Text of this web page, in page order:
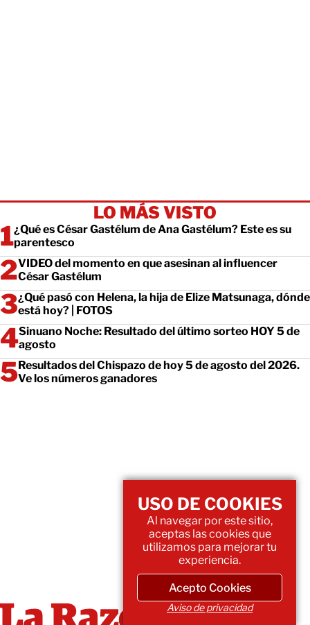
LO MÁS VISTO
¿Qué es César Gastélum de Ana Gastélum? Este es su
parentesco
VIDEO del momento en que asesinan al influencer
César Gastélum
¿Qué pasó con Helena, la hija de Elize Matsunaga, dónde
está hoy? | FOTOS
Sinuano Noche: Resultado del último sorteo HOY 5 de
agosto
Resultados del Chispazo de hoy 5 de agosto del 2026.
Ve los números ganadores
USO DE COOKIES
Al navegar por este sitio,
aceptas las cookies que
utilizamos para mejorar tu
experiencia.
Acepto Cookies
Aviso de privacidad